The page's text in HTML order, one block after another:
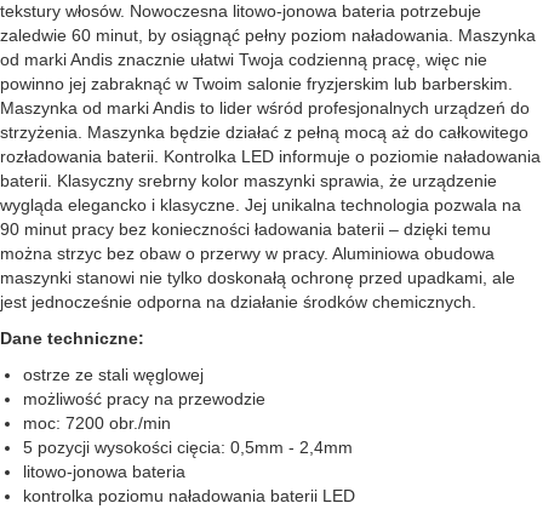
tekstury włosów. Nowoczesna litowo-jonowa bateria potrzebuje
zaledwie 60 minut, by osiągnąć pełny poziom naładowania. Maszynka
od marki Andis znacznie ułatwi Twoja codzienną pracę, więc nie
powinno jej zabraknąć w Twoim salonie fryzjerskim lub barberskim.
Maszynka od marki Andis to lider wśród profesjonalnych urządzeń do
strzyżenia. Maszynka będzie działać z pełną mocą aż do całkowitego
rozładowania baterii. Kontrolka LED informuje o poziomie naładowania
baterii. Klasyczny srebrny kolor maszynki sprawia, że urządzenie
wygląda elegancko i klasyczne. Jej unikalna technologia pozwala na
90 minut pracy bez konieczności ładowania baterii – dzięki temu
można strzyc bez obaw o przerwy w pracy. Aluminiowa obudowa
maszynki stanowi nie tylko doskonałą ochronę przed upadkami, ale
jest jednocześnie odporna na działanie środków chemicznych.
Dane techniczne:
ostrze ze stali węglowej
możliwość pracy na przewodzie
moc: 7200 obr./min
5 pozycji wysokości cięcia: 0,5mm - 2,4mm
litowo-jonowa bateria
kontrolka poziomu naładowania baterii LED